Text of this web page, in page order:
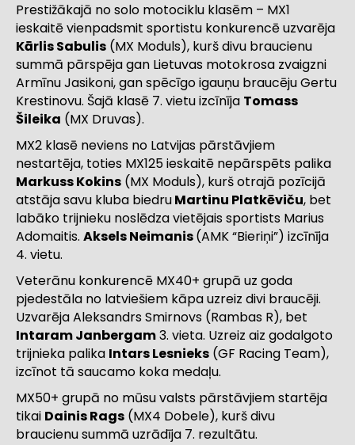
Prestižākajā no solo motociklu klasēm – MX1
ieskaitē vienpadsmit sportistu konkurencē uzvarēja
Kārlis Sabulis (MX Moduls), kurš divu braucienu
summā pārspēja gan Lietuvas motokrosa zvaigzni
Armīnu Jasikoni, gan spēcīgo igauņu braucēju Gertu
Krestinovu. Šajā klasē 7. vietu izcīnīja Tomass
Šileika (MX Druvas).
MX2 klasē neviens no Latvijas pārstāvjiem
nestartēja, toties MX125 ieskaitē nepārspēts palika
Markuss Kokins (MX Moduls), kurš otrajā pozīcijā
atstāja savu kluba biedruMartinu Platkēviču, bet
labāko trijnieku noslēdza vietējais sportists Marius
Adomaitis. Aksels Neimanis(AMK “Bieriņi”) izcīnīja
4. vietu.
Veterānu konkurencē MX40+ grupā uz goda
pjedestāla no latviešiem kāpa uzreiz divi braucēji.
Uzvarēja Aleksandrs Smirnovs (Rambas R), bet
Intaram Janbergam3. vieta. Uzreiz aiz godalgoto
trijnieka palika Intars Lesnieks (GF Racing Team),
izcīnot tā saucamo koka medaļu.
MX50+ grupā no mūsu valsts pārstāvjiem startēja
tikai Dainis Rags (MX4 Dobele), kurš divu
braucienu summā uzrādīja 7. rezultātu.